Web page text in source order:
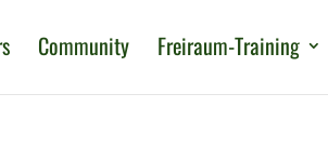
Community Freiraum-Training